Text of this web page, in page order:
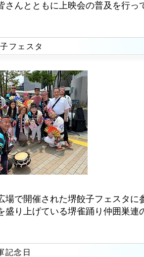
さんとともに上映会の普及を行っ
フェスタ
場で開催された堺餃子フェスタに
盛り上げている堺雀踊り仲囲巣連
記念日